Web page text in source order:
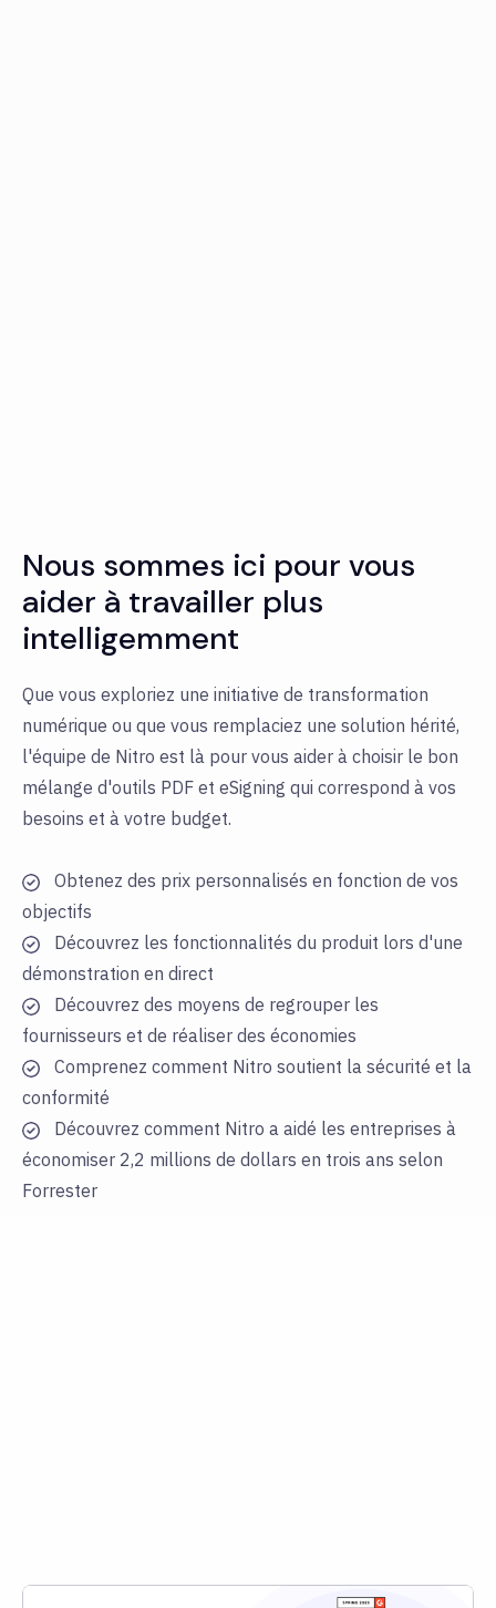
Nous sommes ici pour vous
aider à travailler plus
intelligemment
Que vous exploriez une initiative de transformation
numérique ou que vous remplaciez une solution hérité,
l'équipe de Nitro est là pour vous aider à choisir le bon
mélange d'outils PDF et eSigning qui correspond à vos
besoins et à votre budget.
Obtenez des prix personnalisés en fonction de vos
objectifs
Découvrez les fonctionnalités du produit lors d'une
démonstration en direct
Découvrez des moyens de regrouper les
fournisseurs et de réaliser des économies
Comprenez comment Nitro soutient la sécurité et la
conformité
Découvrez comment Nitro a aidé les entreprises à
économiser 2,2 millions de dollars en trois ans selon
Forrester